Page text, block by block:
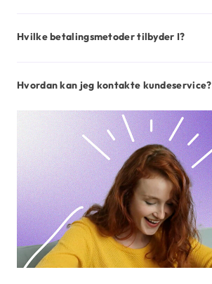
Hvilke betalingsmetoder tilbyder I?
Hvordan kan jeg kontakte kundeservice?